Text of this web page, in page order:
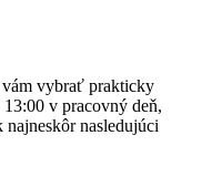
vám vybrať prakticky
v pracovný deň,
najneskôr nasledujúci